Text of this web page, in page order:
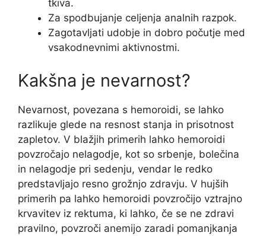
tkiva.
Za spodbujanje celjenja analnih razpok.
Zagotavljati udobje in dobro počutje med
vsakodnevnimi aktivnostmi.
Kakšna je nevarnost?
Nevarnost, povezana s hemoroidi, se lahko
razlikuje glede na resnost stanja in prisotnost
zapletov. V blažjih primerih lahko hemoroidi
povzročajo nelagodje, kot so srbenje, bolečina
in nelagodje pri sedenju, vendar le redko
predstavljajo resno grožnjo zdravju. V hujših
primerih pa lahko hemoroidi povzročijo vztrajno
krvavitev iz rektuma, ki lahko, če se ne zdravi
pravilno, povzroči anemijo zaradi pomanjkanja